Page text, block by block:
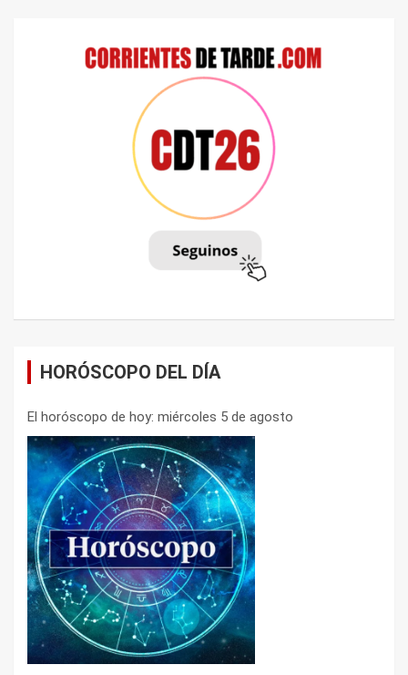
HORÓSCOPO DEL DÍA
El horóscopo de hoy: miércoles 5 de agosto